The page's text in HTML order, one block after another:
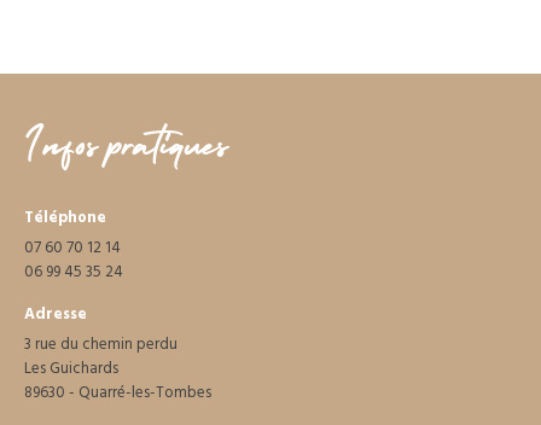
Infos pratiques
Téléphone
07 60 70 12 14
06 99 45 35 24
Adresse
3 rue du chemin perdu
Les Guichards
89630 - Quarré-les-Tombes